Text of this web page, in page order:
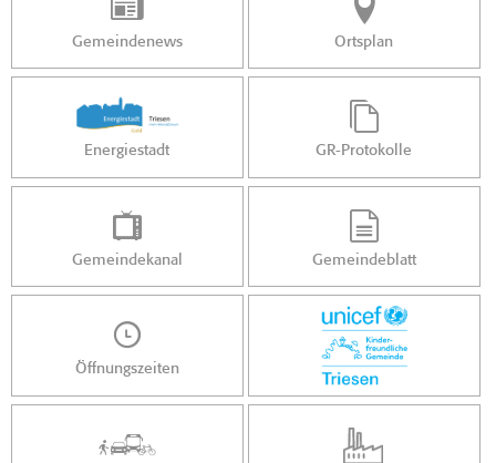
Gemeindenews Ortsplan
Energiestadt GR-Protokolle
Gemeindekanal Gemeindeblatt
Öffnungszeiten